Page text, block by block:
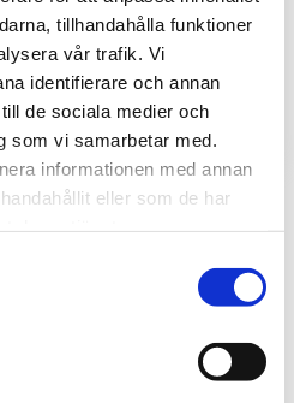
tillhandahålla funktioner
vår trafik. Vi
identifierare och annan
de sociala medier och
som vi samarbetar med.
informationen med annan
eller som de har
1 850
INFO